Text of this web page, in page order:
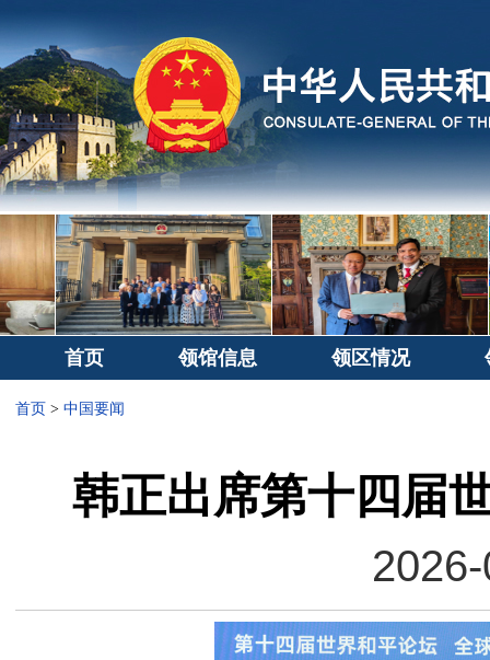
首页 领馆信息 领区情况
首页 > 中国要闻
韩正出席第十四届